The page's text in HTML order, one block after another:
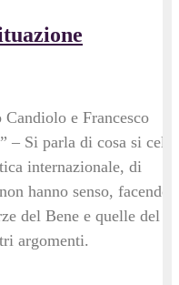
e Francesco
Si parla di cosa si cela
internazionale, di
hanno senso, facendo
del Bene e quelle del
argomenti.